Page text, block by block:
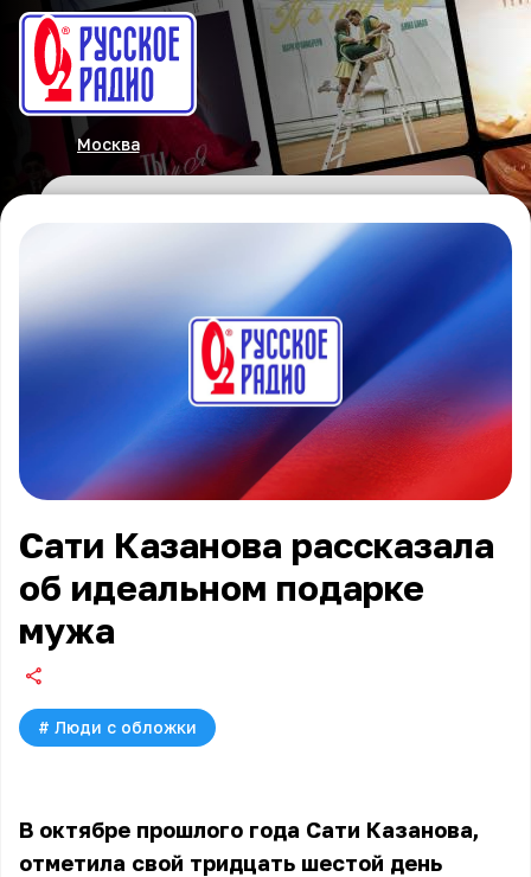
Москва
Сати Казанова рассказала
об идеальном подарке
мужа
# Люди с обложки
В октябре прошлого года Сати Казанова,
отметила свой тридцать шестой день